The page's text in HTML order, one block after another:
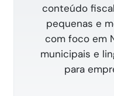
conteúdo
pequenas e
com foco em
municipais e
para